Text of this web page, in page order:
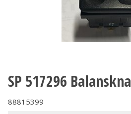
SP 517296
88815399